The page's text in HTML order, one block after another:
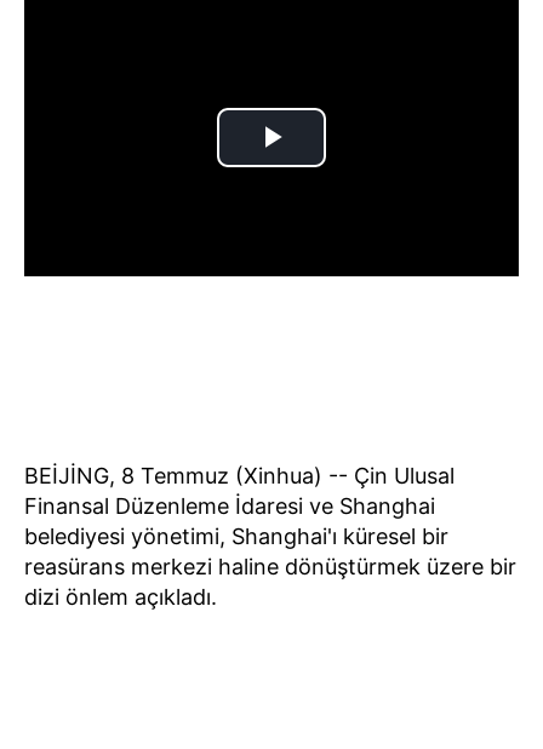
BEİJİNG, 8 Temmuz (Xinhua) -- Çin Ulusal
Finansal Düzenleme İdaresi ve Shanghai
belediyesi yönetimi, Shanghai'ı küresel bir
reasürans merkezi haline dönüştürmek üzere bir
dizi önlem açıkladı.